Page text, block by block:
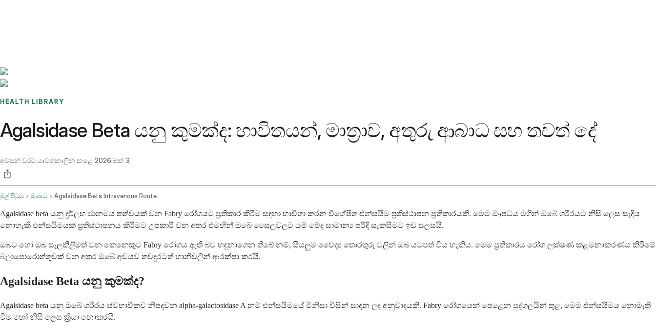
HEALTH LIBRARY
Agalsidase Beta යනු කුමක්ද: භාවිතයන්, මාත්‍රාව, අතුරු ආබාධ සහ තවත් දේ
අවසන් වරට යාවත්කාලීන කළේ2026 බක් 3
මුල් පිටුව ඖෂධ Agalsidase Beta Intravenous Route
Agalsidase beta යනු දුර්ලභ ජානමය තත්වයක් වන Fabry රෝගයට ප්‍රතිකාර කිරීම සඳහා භාවිතා කරන විශේෂිත එන්සයිම ප්‍රතිස්ථාපන ප්‍රතිකාරයකි. මෙම ඖෂධය මගින් ඔබේ ශරීරයට නිසි ලෙස සෑදිය
නොහැකි එන්සයිමයක් ප්‍රතිස්ථාපනය කිරීමට උපකාරී වන අතර එමඟින් ඔබේ සෛලවලට යම් මේද සාමාන්‍ය පරිදි සැකසීමට ඉඩ සලසයි.
ඔබට හෝ ඔබ සැලකිලිමත් වන කෙනෙකුට Fabry රෝගය ඇති බව හඳුනාගෙන තිබේ නම්, සියලුම වෛද්‍ය තොරතුරු වලින් ඔබ යටපත් විය හැකිය. මෙම ප්‍රතිකාරය රෝග ලක්ෂණ කළමනාකරණය කිරීමේ
බලාපොරොත්තුවක් වන අතර ඔබේ අවයව තවදුරටත් හානිවලින් ආරක්ෂා කරයි.
Agalsidase Beta යනු කුමක්ද?
Agalsidase beta යනු ඔබේ ශරීරය ස්වභාවිකව නිපදවන alpha-galactosidase A නම් එන්සයිමයේ මිනිසා විසින් සාදන ලද අනුවාදයකි. Fabry රෝගයෙන් පෙළෙන පුද්ගලයින් තුළ, මෙම එන්සයිමය නොමැති
වීම හෝ නිසි ලෙස ක්‍රියා නොකරයි.